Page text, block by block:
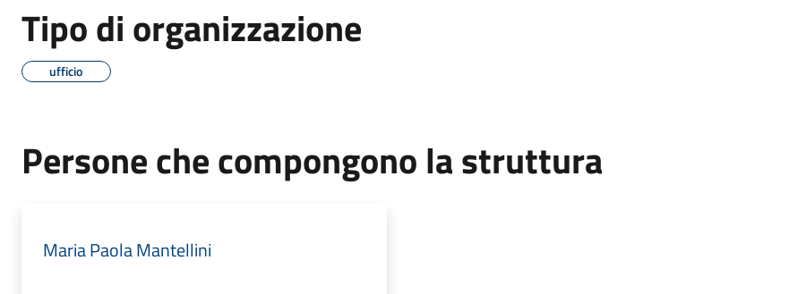
Tipo di organizzazione
ufficio
Persone che compongono la struttura
Maria Paola Mantellini